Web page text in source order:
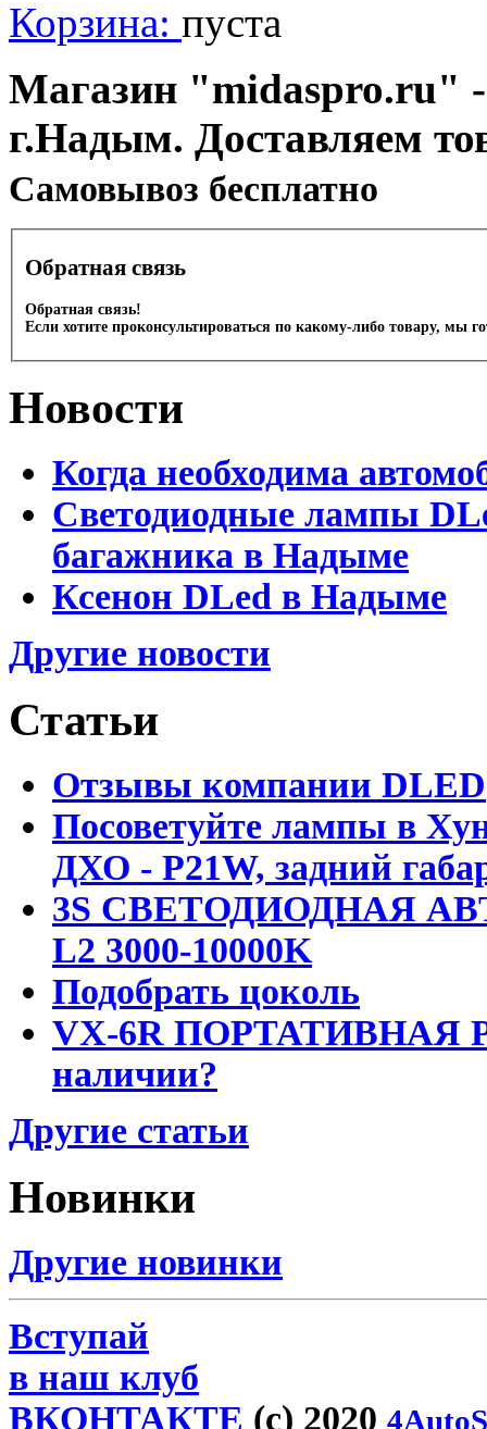
Корзина: пуста
Магазин "midaspro.ru" -
г.Надым. Доставляем
Cамовывоз бесплатно
Обратная связь
Обратная связь!
Если хотите проконсультироваться по какому-либо товару, мы
Новости
Когда необходима
Светодиодные лампы
багажника в Надыме
Ксенон DLed в Надыме
Другие новости
Статьи
Отзывы компании DLED
Посоветуйте лампы в
ДХО - P21W, задний
3S СВЕТОДИОДНАЯ
L2 3000-10000K
Подобрать цоколь
VX-6R ПОРТАТИВНАЯ
наличии?
Другие статьи
Новинки
Другие новинки
Вступай
в наш клуб
ВКОНТАКТЕ (c) 2020